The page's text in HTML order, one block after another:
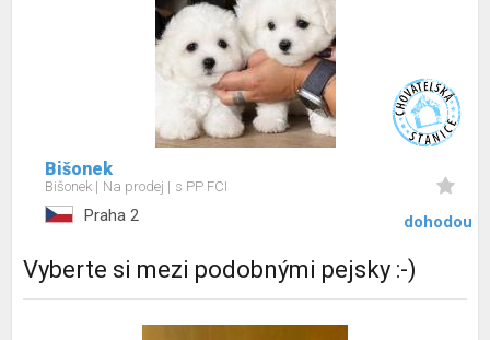
Bišonek
Bišonek Na prodej s PP FCI
Praha 2 dohodou
Vyberte si mezi podobnými pejsky :-)